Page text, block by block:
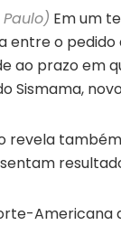
Em um
entre o
ao prazo em
Sismama,
também